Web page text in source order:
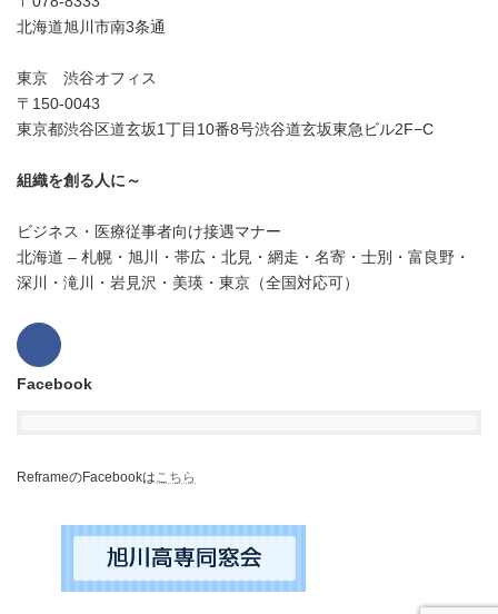
北海道旭川市南3条通
東京 渋谷オフィス
〒150-0043
東京都渋谷区道玄坂1丁目10番8号渋谷道玄坂東急ビル2F−C
組織を創る人に～
ビジネス・医療従事者向け接遇マナー
北海道 – 札幌・旭川・帯広・北見・網走・名寄・士別・富良野・
深川・滝川・岩見沢・美瑛・東京（全国対応可）
Facebook
ReframeのFacebookはこちら